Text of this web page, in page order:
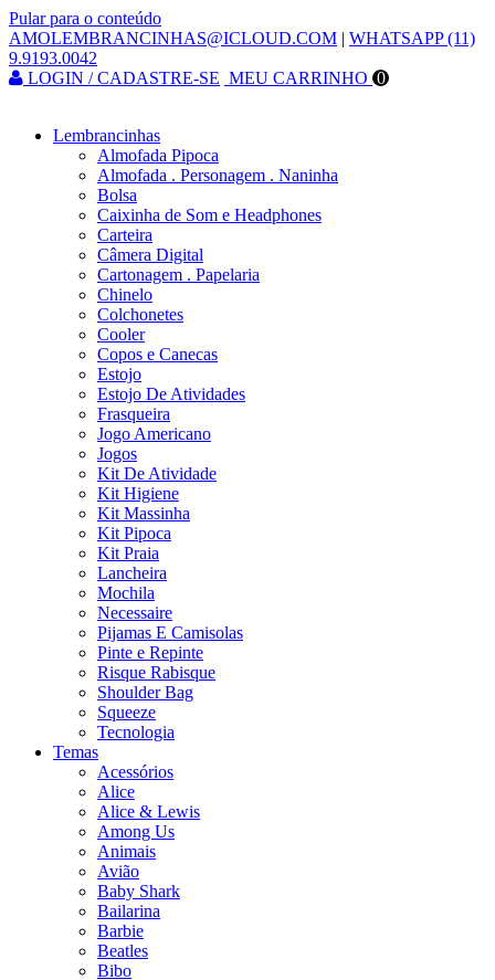
Pular para o conteúdo
AMOLEMBRANCINHAS@ICLOUD.COM | WHATSAPP (11)
9.9193.0042
LOGIN / CADASTRE-SE MEU CARRINHO 0
Lembrancinhas
Almofada Pipoca
Almofada . Personagem . Naninha
Bolsa
Caixinha de Som e Headphones
Carteira
Câmera Digital
Cartonagem . Papelaria
Chinelo
Colchonetes
Cooler
Copos e Canecas
Estojo
Estojo De Atividades
Frasqueira
Jogo Americano
Jogos
Kit De Atividade
Kit Higiene
Kit Massinha
Kit Pipoca
Kit Praia
Lancheira
Mochila
Necessaire
Pijamas E Camisolas
Pinte e Repinte
Risque Rabisque
Shoulder Bag
Squeeze
Tecnologia
Temas
Acessórios
Alice
Alice & Lewis
Among Us
Animais
Avião
Baby Shark
Bailarina
Barbie
Beatles
Bibo